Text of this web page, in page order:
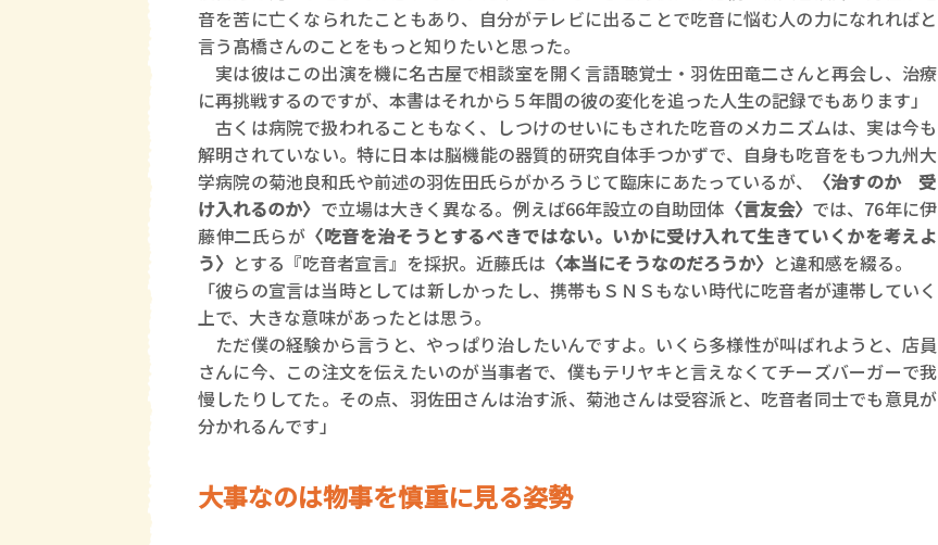
音を苦に亡くなられたこともあり、自分がテレビに出ることで吃音に悩む人の力になれればと
言う髙橋さんのことをもっと知りたいと思った。
実は彼はこの出演を機に名古屋で相談室を開く言語聴覚士・羽佐田竜二さんと再会し、治療
に再挑戦するのですが、本書はそれから５年間の彼の変化を追った人生の記録でもあります」
古くは病院で扱われることもなく、しつけのせいにもされた吃音のメカニズムは、実は今も
解明されていない。特に日本は脳機能の器質的研究自体手つかずで、自身も吃音をもつ九州大
学病院の菊池良和氏や前述の羽佐田氏らがかろうじて臨床にあたっているが、
〈治すのか 受
け入れるのか〉 で立場は大きく異なる。例えば66年設立の自助団体 〈言友会〉 では、76年に伊
藤伸二氏らが 〈吃音を治そうとするべきではない。いかに受け入れて生きていくかを考えよ
う〉 とする『吃音者宣言』を採択。近藤氏は 〈本当にそうなのだろうか〉 と違和感を綴る。
「彼らの宣言は当時としては新しかったし、携帯もＳＮＳもない時代に吃音者が連帯していく
上で、大きな意味があったとは思う。
ただ僕の経験から言うと、やっぱり治したいんですよ。いくら多様性が叫ばれようと、店員
さんに今、この注文を伝えたいのが当事者で、僕もテリヤキと言えなくてチーズバーガーで我
慢したりしてた。その点、羽佐田さんは治す派、菊池さんは受容派と、吃音者同士でも意見が
分かれるんです」
大事なのは物事を慎重に見る姿勢